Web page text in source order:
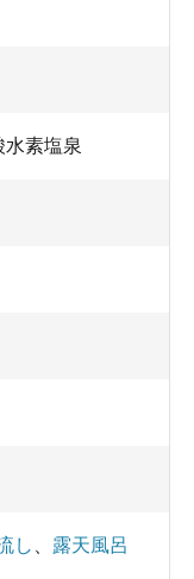
素塩泉
し 露天風呂